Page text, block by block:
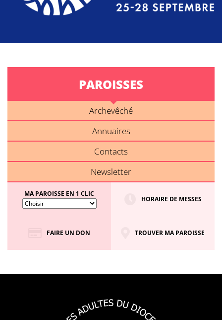
PAROISSES
Archevêché
Annuaires
Contacts
Newsletter
MA PAROISSE EN 1 CLIC
HORAIRE DE MESSES
FAIRE UN DON TROUVER MA PAROISSE